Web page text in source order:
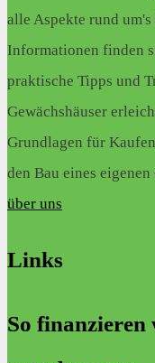
alle Aspekte rund
Informationen finden
praktische Tipps und
Gewächshäuser
Grundlagen für
den Bau eines
über uns
Links
So finanzieren